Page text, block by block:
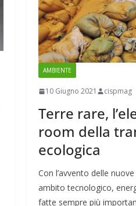
AMBIENTE
10 Giugno 2021 cispmag
Terre rare,
room della
ecologica
Con l’avvento delle
ambito tecnologico,
fatte sempre più